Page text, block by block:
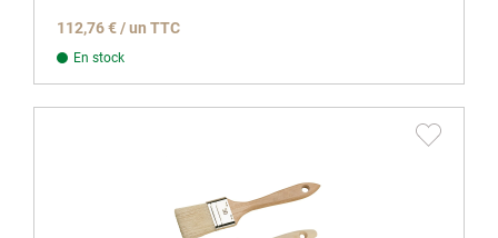
112,76 € / un TTC
En stock